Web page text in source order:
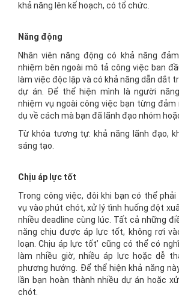
khả năng lên kế hoạch, có tổ chức.
Năng động
Nhân viên năng động có khả năng
nhiệm bên ngoài mô tả công việc ban
làm việc độc lập và có khả năng dẫn dắt
dự án. Để thể hiện mình là người
nhiệm vụ ngoài công việc bạn từng đảm
dụ về cách mà bạn đã lãnh đạo nhóm
Từ khóa tương tự: khả năng lãnh đạo,
sáng tạo.
Chịu áp lực tốt
Trong công việc, đôi khi bạn có thể
vụ vào phút chót, xử lý tình huống đột
nhiều deadline cùng lúc. Tất cả những
năng chịu được áp lực tốt, không rơi
loạn. Chịu áp lực tốt’ cũng có thể có
làm nhiều giờ, nhiều áp lực hoặc dễ
phương hướng. Để thể hiện khả năng
lần bạn hoàn thành nhiều dự án hoặc
chót.